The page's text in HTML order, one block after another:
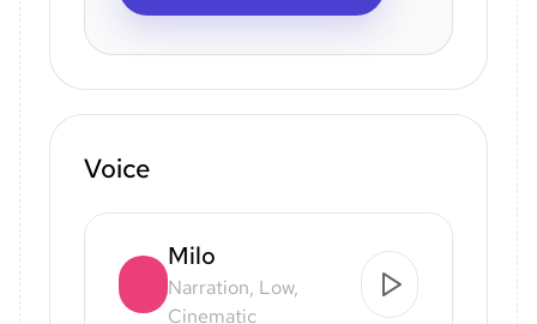
Voice
Milo
Narration, Low,
Cinematic